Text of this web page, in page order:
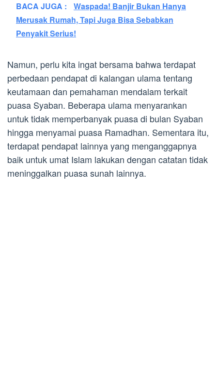
BACA JUGA :
Waspada! Banjir Bukan Hanya
Merusak Rumah, Tapi Juga Bisa Sebabkan
Penyakit Serius!
Namun, perlu kita ingat bersama bahwa terdapat
perbedaan pendapat di kalangan ulama tentang
keutamaan dan pemahaman mendalam terkait
puasa Syaban. Beberapa ulama menyarankan
untuk tidak memperbanyak puasa di bulan Syaban
hingga menyamai puasa Ramadhan. Sementara itu,
terdapat pendapat lainnya yang menganggapnya
baik untuk umat Islam lakukan dengan catatan tidak
meninggalkan puasa sunah lainnya.